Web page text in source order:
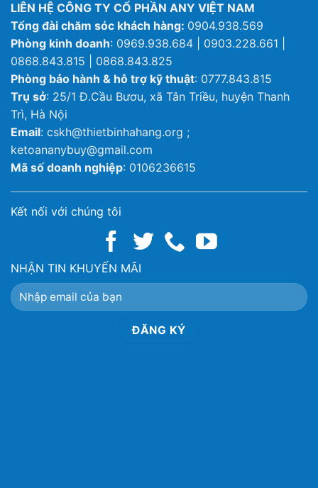
LIÊN HỆ CÔNG TY CỔ PHẦN ANY VIỆT NAM
Tổng đài chăm sóc khách hàng: 0904.938.569
Phòng kinh doanh: 0969.938.684 | 0903.228.661 |
0868.843.815 | 0868.843.825
Phòng bảo hành & hỗ trợ kỹ thuật: 0777.843.815
Trụ sở: 25/1 Đ.Cầu Bươu, xã Tân Triều, huyện Thanh
Trì, Hà Nội
Email: cskh@thietbinhahang.org ;
ketoananybuy@gmail.com
Mã số doanh nghiệp: 0106236615
Kết nối với chúng tôi
NHẬN TIN KHUYẾN MÃI